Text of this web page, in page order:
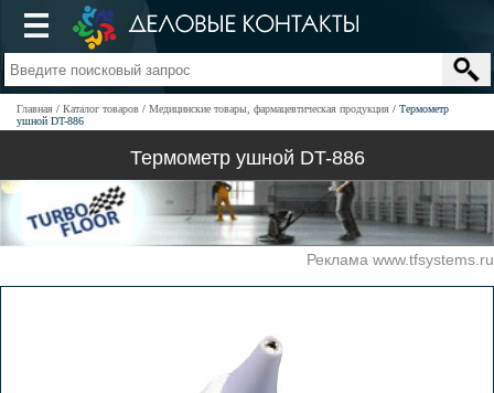
Главная Каталог товаров Медицинские товары, фармацевтическая продукция
Термометр
ушной DT-886
Термометр ушной DT-886
Реклама www.tfsystems.ru